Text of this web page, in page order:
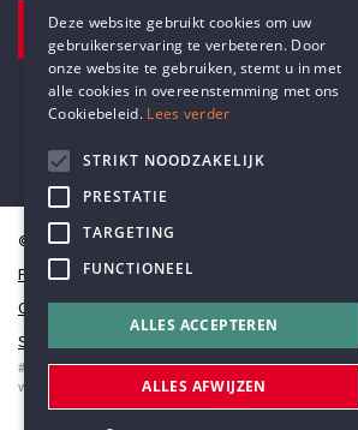
Pottenbrug 4
Antwerpen, 2000
© Humanistisch Verbond 2026
Privacy
Cookiestatement
Sitemap
#codedwithlove byCodelines
webapplicaties
mobiele apps&maatwerk websites
DUTCH
Deze website gebruikt cookies om uw
gebruikerservaring te verbeteren. Door
onze website te gebruiken, stemt u in met
alle cookies in overeenstemming met ons
Cookiebeleid. Lees verder
STRIKT NOODZAKELIJK
PRESTATIE
TARGETING
FUNCTIONEEL
ALLES ACCEPTEREN
ALLES AFWIJZEN